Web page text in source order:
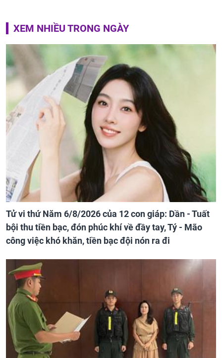
XEM NHIỀU TRONG NGÀY
Tử vi thứ Năm 6/8/2026 của 12 con giáp: Dần - Tuất
bội thu tiền bạc, đón phúc khí về đầy tay, Tý - Mão
công việc khó khăn, tiền bạc đội nón ra đi